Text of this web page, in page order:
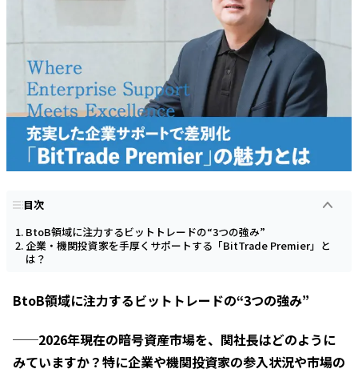
目次
BtoB領域に注力するビットトレードの“3つの強み”
企業・機関投資家を手厚くサポートする「BitTrade Premier」と
は？
BtoB領域に注力するビットトレードの“3つの強み”
──2026年現在の暗号資産市場を、関社長はどのように
みていますか？特に企業や機関投資家の参入状況や市場の